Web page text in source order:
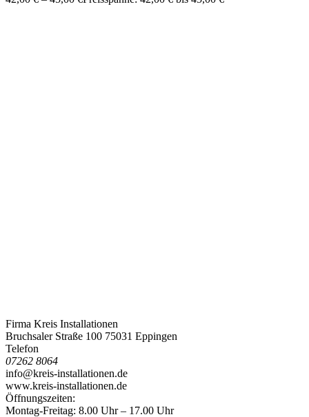
Firma Kreis Installationen
Bruchsaler Straße 100 75031 Eppingen
Telefon
07262 8064
info@kreis-installationen.de
www.kreis-installationen.de
Öffnungszeiten:
Montag-Freitag: 8.00 Uhr – 17.00 Uhr